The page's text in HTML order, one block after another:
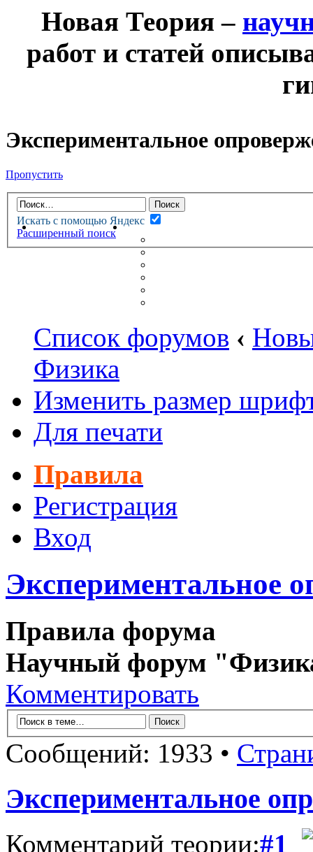
Новая Теория –
работ и статей
Экспериментальное
Пропустить
Искать с помощью Яндекс
Расширенный поиск
НОВАЯ ТЕОРИЯФОРУМ
НЕПРОЧИТАННЫЕ
Список форумов ‹
Физика
Изменить размер
Для печати
Правила
Регистрация
Вход
Экспериментальное
Правила форума
Научный форум
Комментировать
Сообщений: 1933 •
Экспериментальное
Комментарий теории:#1